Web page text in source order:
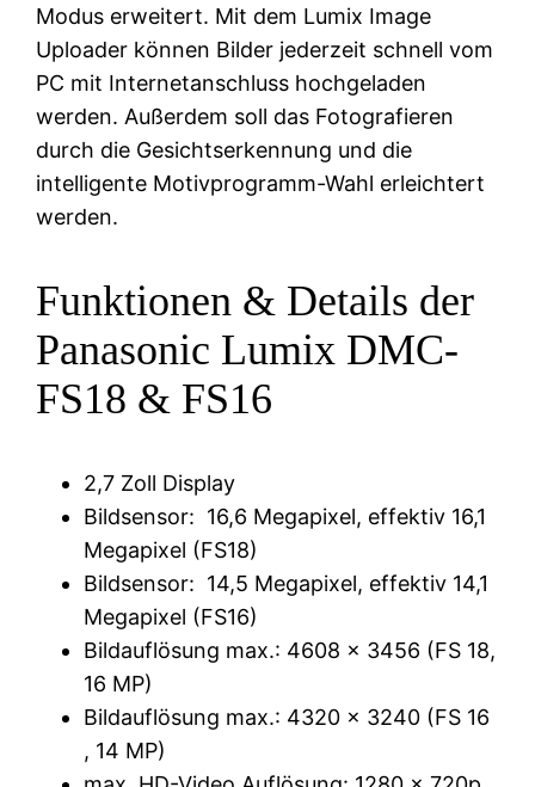
Modus erweitert. Mit dem Lumix Image
Uploader können Bilder jederzeit schnell vom
PC mit Internetanschluss hochgeladen
werden. Außerdem soll das Fotografieren
durch die Gesichtserkennung und die
intelligente Motivprogramm-Wahl erleichtert
werden.
Funktionen & Details der
Panasonic Lumix DMC-
FS18 & FS16
2,7 Zoll Display
Bildsensor: 16,6 Megapixel, effektiv 16,1
Megapixel (FS18)
Bildsensor: 14,5 Megapixel, effektiv 14,1
Megapixel (FS16)
Bildauflösung max.: 4608 x 3456 (FS 18,
16 MP)
Bildauflösung max.: 4320 x 3240 (FS 16
, 14 MP)